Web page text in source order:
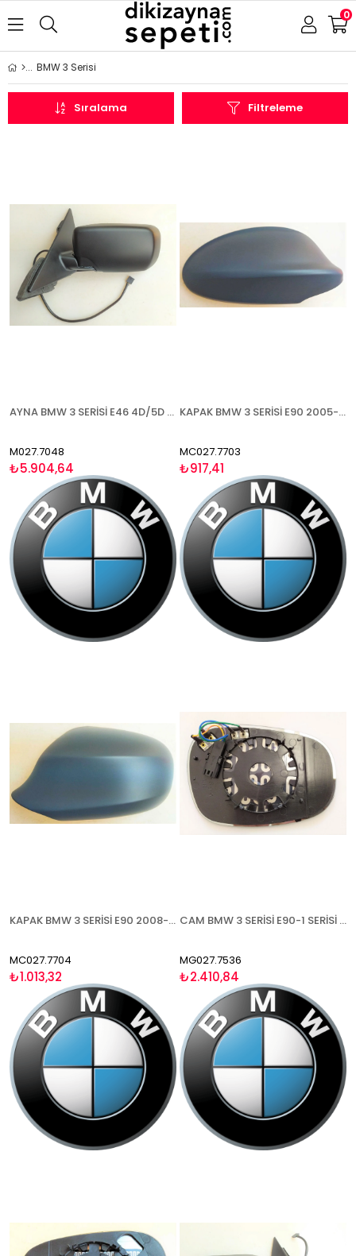
0
BMW 3 Serisi
Filtreleme
Sıralama
AYNA BMW 3 SERİSİ E46 4D/5D 1998-2005 ELEKTRİKLİ ISITMALI ASTARLI ASFERİK MAVİ CAM SOL
M027.7048
₺5.904,64
KAPAK BMW 3 SERİSİ E90 2005-2008 ASTARLI SAĞ
MC027.7703
₺917,41
KAPAK BMW 3 SERİSİ E90 2008-2012 ASTARLI SOL
MC027.7704
₺1.013,32
CAM BMW 3 SERİSİ E90-1 SERİSİ E87 2008-2012 ISITMALI ASFERİK MAVİ CAM SOKETLİ TİP 4 PİNSOL
MG027.7536
₺2.410,84